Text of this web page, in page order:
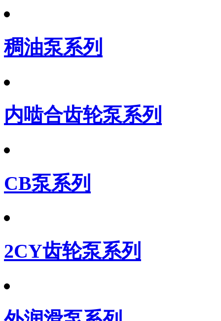
稠油泵系列
内啮合齿轮泵系列
CB泵系列
2CY齿轮泵系列